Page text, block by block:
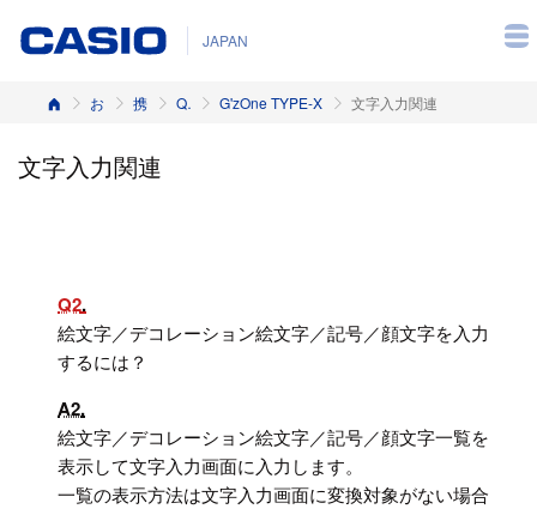
JAPAN
ホーム お客様サポート 携帯電話 Q&A（よくある質問と答え） G'zOne TYPE-X 文字入力関連
文字入力関連
Q2
絵文字／デコレーション絵文字／記号／顔文字を入力
するには？
A2
絵文字／デコレーション絵文字／記号／顔文字一覧を
表示して文字入力画面に入力します。
一覧の表示方法は文字入力画面に変換対象がない場合